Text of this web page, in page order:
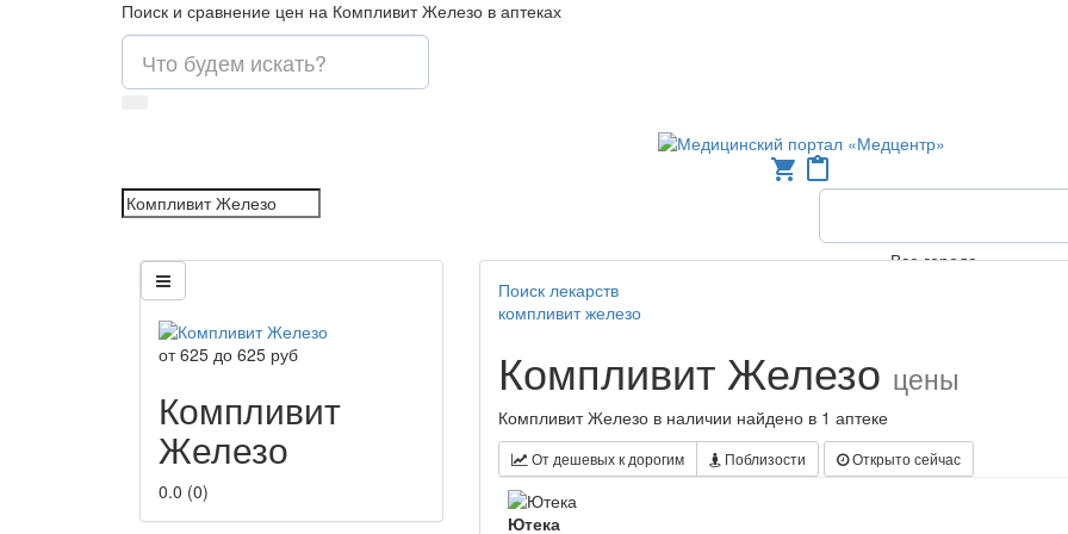
Поиск и сравнение цен на Компливит Железо в аптеках
shopping_cart content_paste
Все города
от625 до 625 руб
Компливит
Железо
0.0 (0)
Поиск лекарств
компливит железо
Компливит Железо цены
Компливит Железо в наличии найдено в 1 аптеке
От дешевых к дорогим Поблизости Открыто сейчас
Ютека